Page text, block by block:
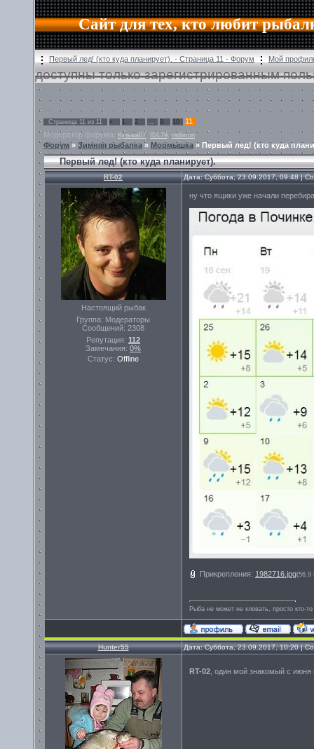
Сайт для тех, кто любит
Первый лед! (кто куда планирует). - Страница 11 - Форум Мой
доступны только зарегистрированным
Страница 11 из 11 « 1 2 … 9 10
11
Модератор форума: Кузьма67 IDL79 ntdimon
Форум» Зимняя рыбалка » Мормышка » Первый лед! (кто куда
Первый лед! (кто куда планирует).
RT-02 Дата: Суббота, 23.09.2017, 09:48 |
Настоящий рыбак
Группа: Модераторы
Сообщений: 2308
Репутация: 112
Замечания: 0%
Статус: Offline
ну что ящики уже начали
Прикрепления: 1982716.jpg(56.9
Рыба не может не клевать, просто кто-
Hunter55 Дата: Суббота, 23.09.2017, 10:20 |
RT-02 , один мой знакомый с